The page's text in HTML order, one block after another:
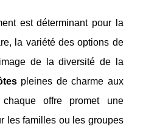
est déterminant pour la
la variété des options de
de la diversité de la
pleines de charme aux
offre promet une
les familles ou les groupes